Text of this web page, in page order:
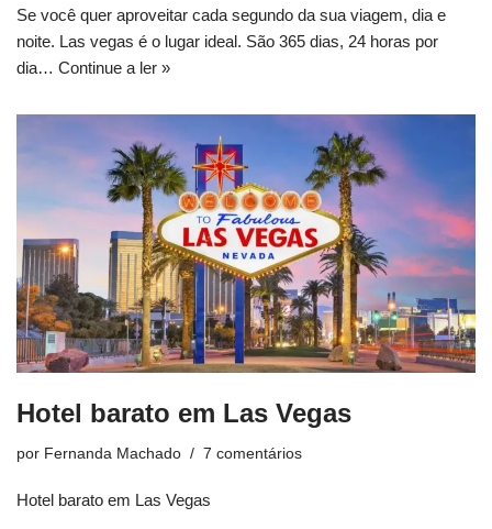
Se você quer aproveitar cada segundo da sua viagem, dia e
noite. Las vegas é o lugar ideal. São 365 dias, 24 horas por
dia… Continue a ler »
Hotel barato em Las Vegas
por Fernanda Machado 7 comentários
Hotel barato em Las Vegas